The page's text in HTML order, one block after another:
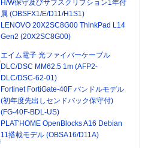
H/W保守及びサブスクリプション1年付
属 (OBSFX1/E/D11/H1S1)
LENOVO 20X2SC8G00 ThinkPad L14
Gen2 (20X2SC8G00)
エイム電子 光ファイバーケーブル
DLC/DSC MM62.5 1m (AFP2-
DLC/DSC-62-01)
Fortinet FortiGate-40F バンドルモデル
(初年度先出しセンドバック保守付)
(FG-40F-BDL-US)
PLAT'HOME OpenBlocks A16 Debian
11搭載モデル (OBSA16/D11A)